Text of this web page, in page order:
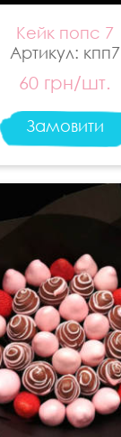
Кейк попс 7
Артикул: кпп7
60 грн/шт.
Замовити